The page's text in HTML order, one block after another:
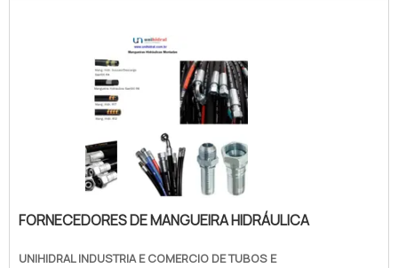
conexões. Suas principais aplicações são
sistemas hidráulicos, equipamentos e
sistemas para gases e aplicações para
Sub-Sea.VANTAGENS BÁSICAS SOBRE O
FORNECEDORES DE MANGUEIRA HIDRÁULICA
UNIHIDRAL INDUSTRIA E COMERCIO DE TUBOS E